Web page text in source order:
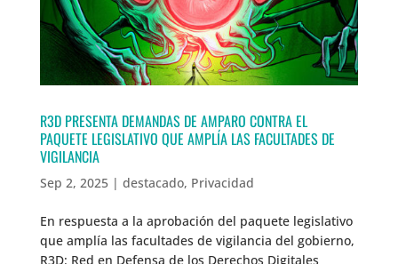
R3D PRESENTA DEMANDAS DE AMPARO CONTRA EL
PAQUETE LEGISLATIVO QUE AMPLÍA LAS FACULTADES DE
VIGILANCIA
Sep 2, 2025| destacado, Privacidad
En respuesta a la aprobación del paquete legislativo
que amplía las facultades de vigilancia del gobierno,
R3D: Red en Defensa de los Derechos Digitales